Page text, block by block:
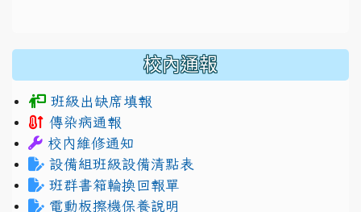
校內通報
班級出缺席填報
傳染病通報
校內維修通知
設備組班級設備清點表
班群書箱輪換回報單
電動板擦機保養說明